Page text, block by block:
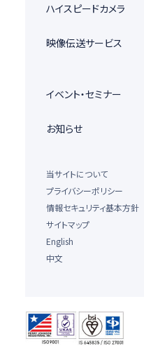
ハイスピードカメラ
映像伝送サービス
イベント・セミナー
お知らせ
当サイトについて
プライバシーポリシー
情報セキュリティ基本方針
サイトマップ
English
中文